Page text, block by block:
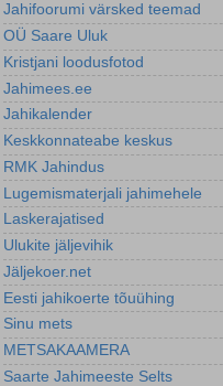
Jahifoorumi värsked teemad
OÜ Saare Uluk
Kristjani loodusfotod
Jahimees.ee
Jahikalender
Keskkonnateabe keskus
RMK Jahindus
Lugemismaterjali jahimehele
Laskerajatised
Ulukite jäljevihik
Jäljekoer.net
Eesti jahikoerte tõuühing
Sinu mets
METSAKAAMERA
Saarte Jahimeeste Selts